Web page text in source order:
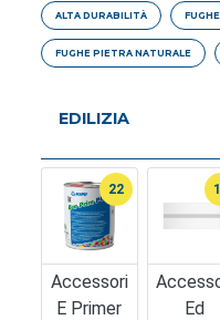
ALTA DURABILITÀ
FUGHE PIETRA NATURALE
EDILIZIA
Accessori
E Primer
22
Ed